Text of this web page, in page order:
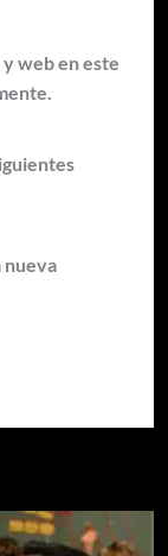
web en este
nueva